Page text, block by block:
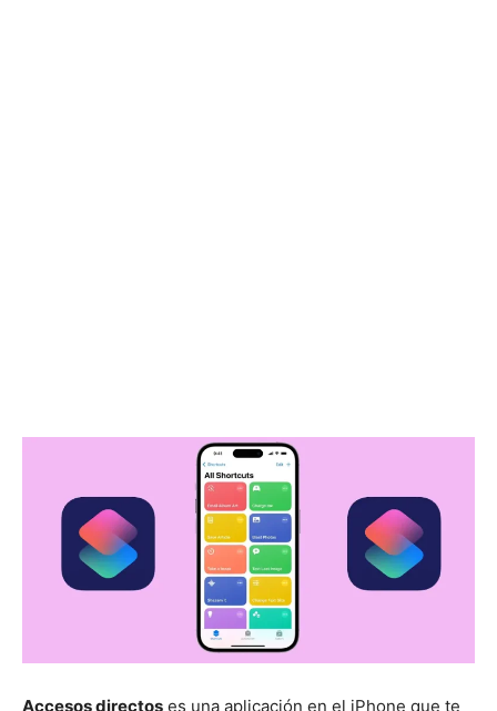
Accesos directos es una aplicación en el iPhone que te